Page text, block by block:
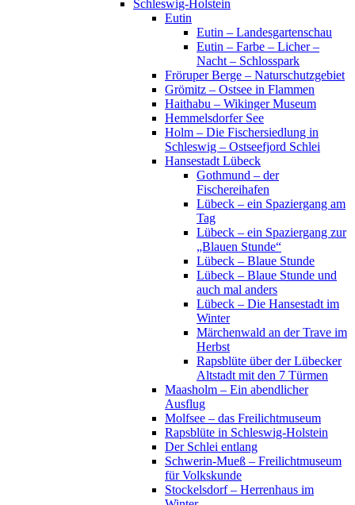
Schleswig-Holstein
Eutin
Eutin – Landesgartenschau
Eutin – Farbe – Licher –
Nacht – Schlosspark
Fröruper Berge – Naturschutzgebiet
Grömitz – Ostsee in Flammen
Haithabu – Wikinger Museum
Hemmelsdorfer See
Holm – Die Fischersiedlung in
Schleswig – Ostseefjord Schlei
Hansestadt Lübeck
Gothmund – der
Fischereihafen
Lübeck – ein Spaziergang am
Tag
Lübeck – ein Spaziergang zur
„Blauen Stunde“
Lübeck – Blaue Stunde
Lübeck – Blaue Stunde und
auch mal anders
Lübeck – Die Hansestadt im
Winter
Märchenwald an der Trave im
Herbst
Rapsblüte über der Lübecker
Altstadt mit den 7 Türmen
Maasholm – Ein abendlicher
Ausflug
Molfsee – das Freilichtmuseum
Rapsblüte in Schleswig-Holstein
Der Schlei entlang
Schwerin-Mueß – Freilichtmuseum
für Volkskunde
Stockelsdorf – Herrenhaus im